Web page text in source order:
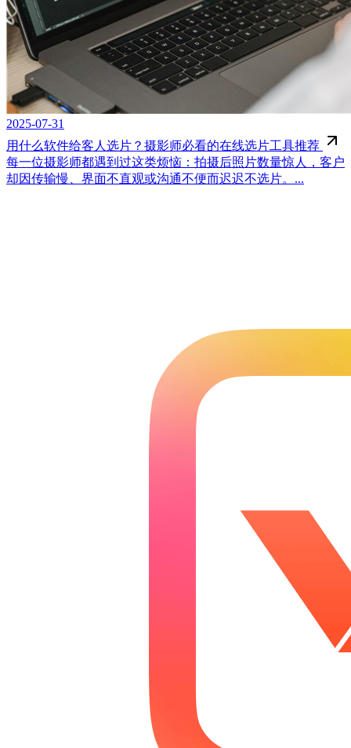
2025-07-31
用什么软件给客人选片？摄影师必看的在线选片工具推荐
每一位摄影师都遇到过这类烦恼：拍摄后照片数量惊人，客户
却因传输慢、界面不直观或沟通不便而迟迟不选片。...